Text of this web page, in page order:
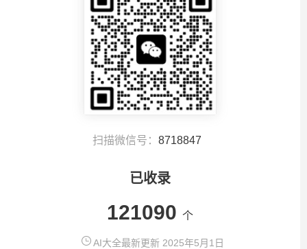
扫描微信号： 8718847
已收录
121090 个
AI大全最新更新 2025年5月1日